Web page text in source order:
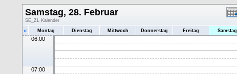
Samstag, 28. Februar
SE_ZL Kalender
« Montag Dienstag Mittwoch Donnerstag Freitag Samstag
06:00
07:00